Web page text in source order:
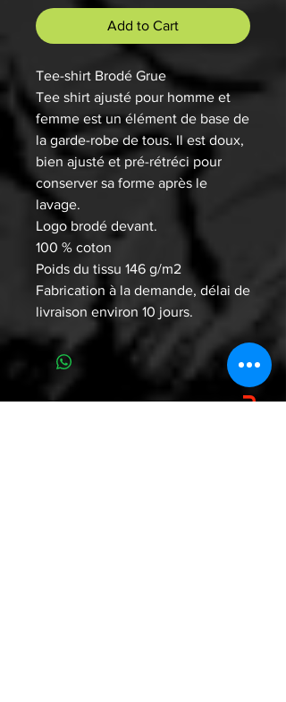
Add to Cart
Tee-shirt Brodé Grue
Tee shirt ajusté pour homme et
femme est un élément de base de
la garde-robe de tous. Il est doux,
bien ajusté et pré-rétréci pour
conserver sa forme après le
lavage.
Logo brodé devant.
100 % coton
Poids du tissu 146 g/m2
Fabrication à la demande, délai de
livraison environ 10 jours.